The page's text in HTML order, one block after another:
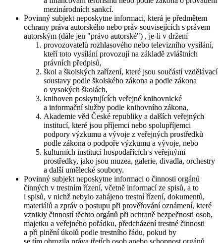
mezinárodních sankcí.
Povinný subjekt neposkytne informaci, která je předmětem
ochrany práva autorského nebo práv souvisejících s právem
autorským (dále jen "právo autorské") , je-li v držení
provozovatelů rozhlasového nebo televizního vysílání,
kteří toto vysílání provozují na základě zvláštních
právních předpisů,
škol a školských zařízení, které jsou součástí vzdělávací
soustavy podle školského zákona a podle zákona
o vysokých školách,
knihoven poskytujících veřejné knihovnické
a informační služby podle knihovního zákona,
Akademie věd České republiky a dalších veřejných
institucí, které jsou příjemci nebo spolupříjemci
podpory výzkumu a vývoje z veřejných prostředků
podle zákona o podpoře výzkumu a vývoje, nebo
kulturních institucí hospodařících s veřejnými
prostředky, jako jsou muzea, galerie, divadla, orchestry
a další umělecké soubory.
Povinný subjekt neposkytne informaci o činnosti orgánů
činných v trestním řízení, včetně informací ze spisů, a to
i spisů, v nichž nebylo zahájeno trestní řízení, dokumentů,
materiálů a zpráv o postupu při prověřování oznámení, které
vznikly činností těchto orgánů při ochraně bezpečnosti osob,
majetku a veřejného pořádku, předcházení trestné činnosti
a při plnění úkolů podle trestního řádu, pokud by